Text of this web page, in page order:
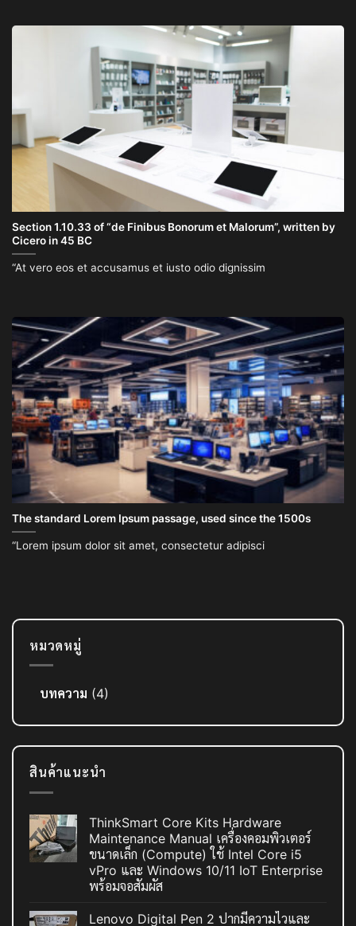
Section 1.10.33 of “de Finibus Bonorum et Malorum”, written by
Cicero in 45 BC
“At vero eos et accusamus et iusto odio dignissim
The standard Lorem Ipsum passage, used since the 1500s
“Lorem ipsum dolor sit amet, consectetur adipisci
หมวดหมู่
บทความ (4)
สินค้าแนะนำ
ThinkSmart Core Kits Hardware
Maintenance Manual เครื่องคอมพิวเตอร์
ขนาดเล็ก (Compute) ใช้ Intel Core i5
vPro และ Windows 10/11 IoT Enterprise
พร้อมจอสัมผัส
Lenovo Digital Pen 2 ปากมีความไวและ